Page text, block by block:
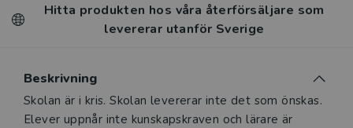
Hitta produkten hos våra återförsäljare som
levererar utanför Sverige
Beskrivning
Beskrivning
Skolan är i kris. Skolan levererar inte det som önskas.
Elever uppnår inte kunskapskraven och lärare är